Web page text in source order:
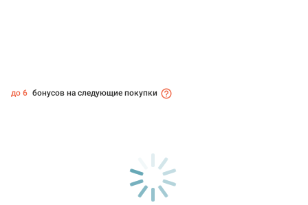
до 6 бонусов на следующие покупки